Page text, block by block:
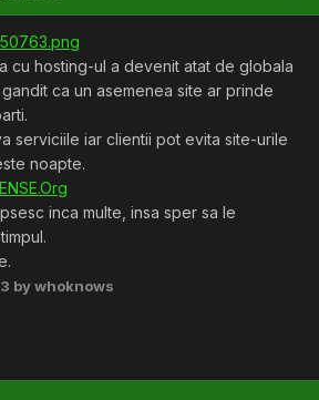
cu hosting-ul a devenit atat de globala
ca un asemenea site ar prinde
serviciile iar clientii pot evita site-urile
noapte.
inca multe, insa sper sa le
by whoknows